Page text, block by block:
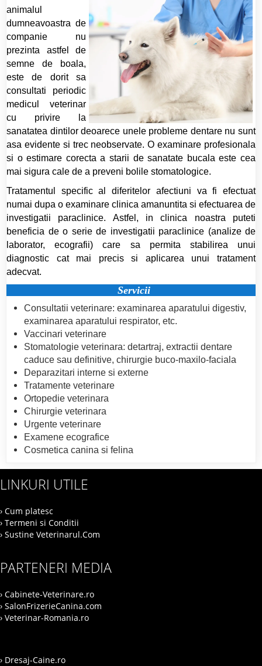
animalul
dumneavoastra de
companie nu
prezinta astfel de
semne de boala,
este de dorit sa
consultati periodic
medicul veterinar
cu privire la
sanatatea dintilor deoarece unele probleme dentare nu sunt
asa evidente si trec neobservate. O examinare profesionala
si o estimare corecta a starii de sanatate bucala este cea
mai sigura cale de a preveni bolile stomatologice.
Tratamentul specific al diferitelor afectiuni va fi efectuat
numai dupa o examinare clinica amanuntita si efectuarea de
investigatii paraclinice. Astfel, in clinica noastra puteti
beneficia de o serie de investigatii paraclinice (analize de
laborator, ecografii) care sa permita stabilirea unui
diagnostic cat mai precis si aplicarea unui tratament
adecvat.
Servicii
Consultatii veterinare: examinarea aparatului digestiv,
examinarea aparatului respirator, etc.
Vaccinari veterinare
Stomatologie veterinara: detartraj, extractii dentare
caduce sau definitive, chirurgie buco-maxilo-faciala
Deparazitari interne si externe
Tratamente veterinare
Ortopedie veterinara
Chirurgie veterinara
Urgente veterinare
Examene ecografice
Cosmetica canina si felina
LINKURI UTILE
› Cum platesc
› Termeni si Conditii
› Sustine Veterinarul.Com
PARTENERI MEDIA
› Cabinete-Veterinare.ro
› SalonFrizerieCanina.com
› Veterinar-Romania.ro
› Dresaj-Caine.ro